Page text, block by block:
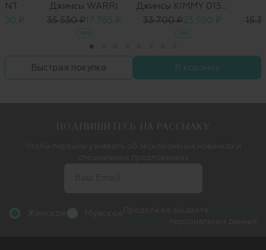
₽
Джинсы WARRI
35 530 ₽17 765 ₽
-50%
Джинсы KIMMY 01508-W1
33 700 ₽23 590 ₽
-30%
15
Быстрая покупка В корзину